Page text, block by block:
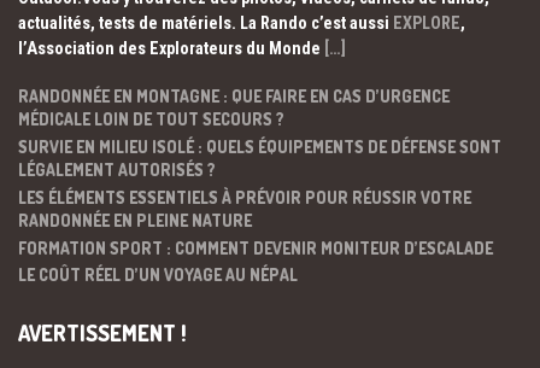
actualités, tests de matériels. La Rando c’est aussi EXPLORE,
l’Association des Explorateurs du Monde […]
RANDONNÉE EN MONTAGNE : QUE FAIRE EN CAS D’URGENCE
MÉDICALE LOIN DE TOUT SECOURS ?
SURVIE EN MILIEU ISOLÉ : QUELS ÉQUIPEMENTS DE DÉFENSE SONT
LÉGALEMENT AUTORISÉS ?
LES ÉLÉMENTS ESSENTIELS À PRÉVOIR POUR RÉUSSIR VOTRE
RANDONNÉE EN PLEINE NATURE
FORMATION SPORT : COMMENT DEVENIR MONITEUR D’ESCALADE
LE COÛT RÉEL D’UN VOYAGE AU NÉPAL
AVERTISSEMENT !